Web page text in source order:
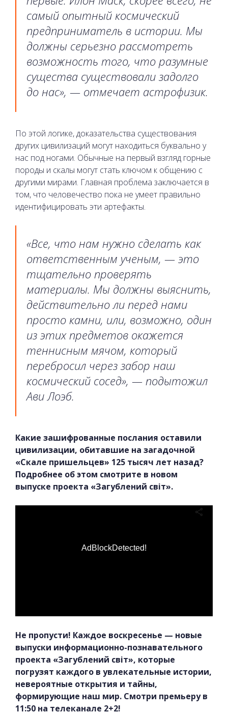
самый опытный космический
предприниматель в истории. Мы
должны серьезно рассмотреть
возможность того, что разумные
существа существовали задолго
до нас», — отмечает астрофизик.
По этой логике, доказательства существования
других цивилизаций могут находиться буквально у
нас под ногами. Обычные на первый взгляд горные
породы и скалы могут стать ключом к общению с
другими мирами. Главная проблема заключается в
том, что человечество пока не умеет правильно
идентифицировать эти артефакты.
«Все, что нам нужно сделать как
ответственным ученым, — это
тщательно проверять
материалы. Мы должны выяснить,
действительно ли перед нами
просто камни, или, возможно, один
из этих предметов окажется
теннисным мячом, который
перебросил через забор наш
космический сосед», — подытожил
Ави Лоэб.
Какие зашифрованные послания оставили
цивилизации, обитавшие на загадочной
«Скале пришельцев» 125 тысяч лет назад?
Подробнее об этом смотрите в новом
выпуске проекта «Загублений світ».
AdBlockDetected!
Не пропусти! Каждое воскресенье — новые
выпуски информационно-познавательного
проекта «Загублений світ», которые
погрузят каждого в увлекательные истории,
невероятные открытия и тайны,
формирующие наш мир. Смотри премьеру в
11:50 на телеканале 2+2!